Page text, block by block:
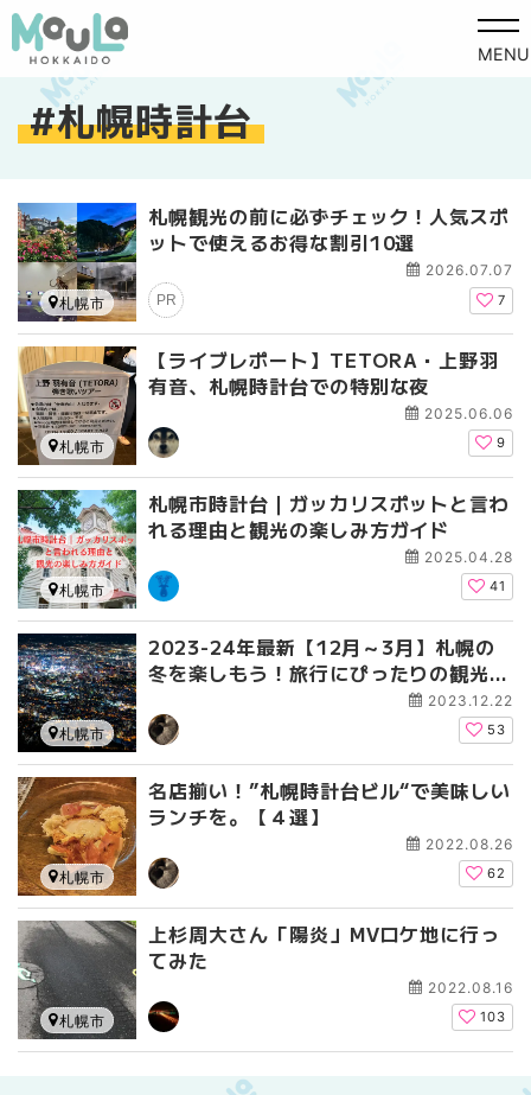
MENU
札幌時計台
札幌観光の前に必ずチェック！人気スポ
ットで使えるお得な割引10選
2026.07.07
PR 7
札幌市
【ライブレポート】TETORA・上野羽
有音、札幌時計台での特別な夜
2025.06.06
9
札幌市
札幌市時計台｜ガッカリスポットと言わ
れる理由と観光の楽しみ方ガイド
2025.04.28
41
札幌市
2023-24年最新【12月～3月】札幌の
冬を楽しもう！旅行にぴったりの観光ス
2023.12.22
53
札幌市
名店揃い！”札幌時計台ビル“で美味しい
ランチを。【４選】
2022.08.26
62
札幌市
上杉周大さん「陽炎」MVロケ地に行っ
てみた
2022.08.16
103
札幌市